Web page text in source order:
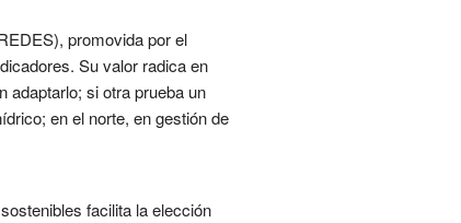
promovida por el
Su valor radica en
adaptarlo; si otra prueba un
en el norte, en gestión de
facilita la elección